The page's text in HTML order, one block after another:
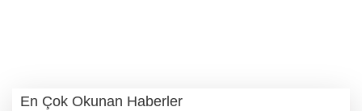
En Çok Okunan Haberler